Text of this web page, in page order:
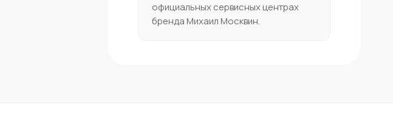
официальных сервисных центрах
бренда Михаил Москвин.